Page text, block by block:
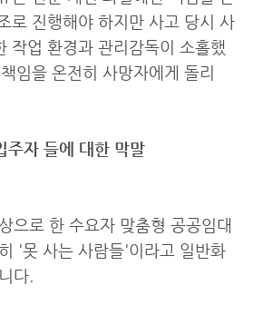
로 진행해야 하지만 사고 당시 사
작업 환경과 관리감독이 소홀했
임을 온전히 사망자에게 돌리
자 들에 대한 막말
으로 한 수요자 맞춤형 공공임대
'못 사는 사람들'이라고 일반화
다.